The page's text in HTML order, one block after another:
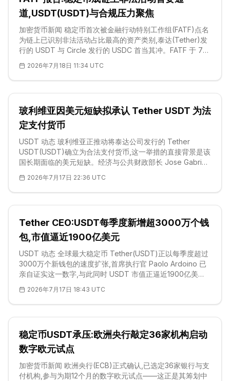
道,USDT(USDT)与合规压力聚焦
加密货币新闻 稳定币首次被金融行动特别工作组(FATF)点名
为链上已识别非法活动占比最高的资产类别,泰达(Tether)发
行的 USDT 与 Circle 发行的 USDC 首当其冲。FATF 于 7
后注意到:在受访的 109 个司法辖区中,已有 91 个、即 83%
就「旅行规则」立法——这项规则要求虚拟资产服务商
(VASP)在每笔转账中同步传送发起方与受益方信息。该比例
至 93%。但我们的解读是,采纳速度快于执法:被评为「大致
合规」的比例仅由 2
2026年7月18日 11:34 UTC
玻利维亚因美元短缺拟承认 Tether USDT 为法
定支付货币
USDT 动态 玻利维亚正推动将泰达公司发行的 Tether
USDT(USDT)确立为合法支付货币,这一举措的直接背景是该
国长期面临的美元短缺。经济与公共财政部长 Jose Gabriel
维亚诺及美元并行,用于支付和储蓄。该提案仍在审议之中,并
将附带反洗钱保障措施——因为玻利维亚目前被列入金融行
动特别工作组(FATF)的灰名单。这一动向延续了该国 2024
务的可及性,而外汇储备压力正把需求推向以美元计价的替代
品。 玻利维亚的做法呼应了
2026年7月17日 22:36 UTC
Tether CEO:USDT每季度新增超3000万个钱
包,市值逼近1900亿美元
USDT 动态 全球最大稳定币 Tether(USDT)正以每季度超过
3000万个新钱包的速度扩张,首席执行官 Paolo Ardoino 已
亲自证实这一数字,与此同时 USDT 市值正逼近1900亿美
要集中在发展中经济体——在那里,这枚代币更像是「美元基
础设施」,而非交易工具。Ardoino 表示,50% 至 60% 的
USDT 被用于跨境贸易与支付。按当前节奏推算,未来十二个
过需要提醒的是,钱包数并不等同于独立用户数。 钱包
2026年7月17日 18:43 UTC
稳定币USDT承压:欧洲央行敲定36家机构启动
数字欧元试点
加密货币新闻 欧洲央行(ECB)正式确认,已选定36家银行与支
付机构,参与为期12个月的数字欧元试点——这正是其筹划中